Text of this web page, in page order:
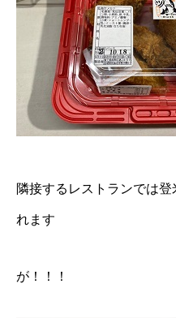
隣接するレストランでは
れます
が！！！